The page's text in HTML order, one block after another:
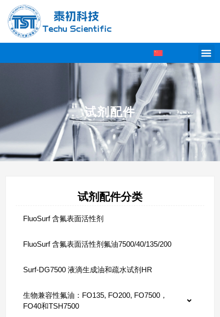
试剂配件
试剂配件分类
FluoSurf 含氟表面活性剂
FluoSurf 含氟表面活性剂氟油7500/40/135/200
Surf-DG7500 液滴生成油和疏水试剂HR
生物兼容性氟油：FO135, FO200, FO7500，
FO40和TSH7500